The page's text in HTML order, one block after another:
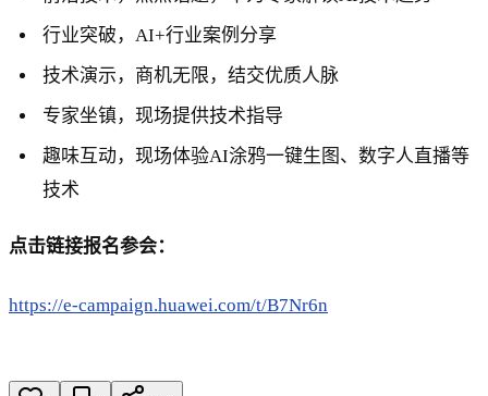
行业突破，AI+行业案例分享
技术演示，商机无限，结交优质人脉
专家坐镇，现场提供技术指导
趣味互动，现场体验AI涂鸦一键生图、数字人直播等
技术
点击链接报名参会：
https://e-campaign.huawei.com/t/B7Nr6n